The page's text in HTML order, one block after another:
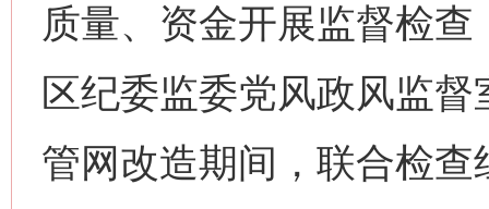
质量、资金开展监督检
区纪委监委党风政风监
管网改造期间，联合检